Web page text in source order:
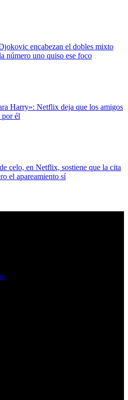
encabezan el dobles mixto
número uno quiso ese foco
Harry»: Netflix deja que los amigos
él
celo, en Netflix, sostiene que la cita
el apareamiento sí